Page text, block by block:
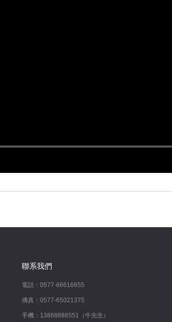
聯系我們
電話：0577-66616655
傳真：0577-65021375
手機：13868888551（牛先生）